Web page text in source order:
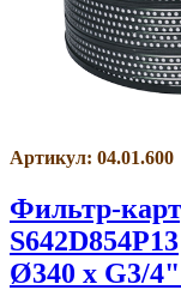
Артикул: 04.01.600
Фильтр-
S642D854P13
Ø340 x G3/